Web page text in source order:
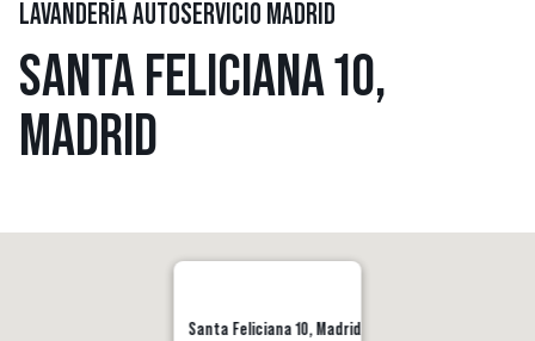
LAVANDERÍA AUTOSERVICIO MADRID
SANTA FELICIANA 10,
MADRID
Santa Feliciana 10, Madrid